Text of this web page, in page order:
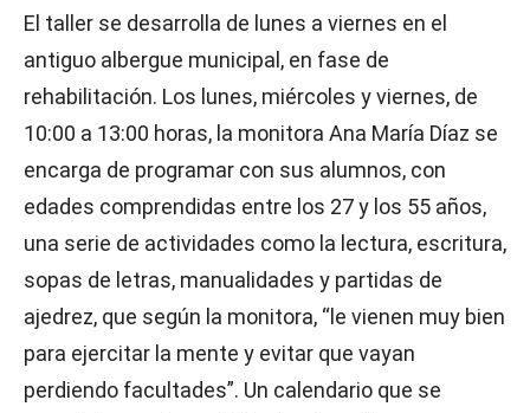
El taller se desarrolla de lunes a viernes en el
antiguo albergue municipal, en fase de
rehabilitación. Los lunes, miércoles y viernes, de
10:00 a 13:00 horas, la monitora Ana María Díaz se
encarga de programar con sus alumnos, con
edades comprendidas entre los 27 y los 55 años,
una serie de actividades como la lectura, escritura,
sopas de letras, manualidades y partidas de
ajedrez, que según la monitora, “le vienen muy bien
para ejercitar la mente y evitar que vayan
perdiendo facultades”. Un calendario que se